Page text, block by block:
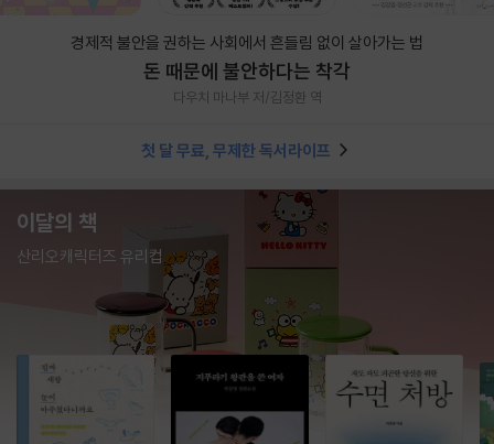
경제적 불안을 권하는 사회에서 흔들림 없이 살아가는 법
돈 때문에 불안하다는 착각
다우치 마나부 저/김정환 역
첫 달 무료, 무제한 독서라이프
이달의 책
산리오캐릭터즈 유리컵